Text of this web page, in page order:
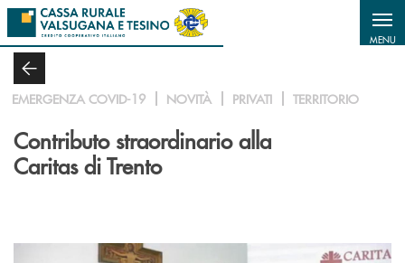
Salta al contenuto principale
MENU
EMERGENZA COVID-19 NOVITÀ PRIVATI TERRITORIO
Contributo straordinario alla
Caritas di Trento